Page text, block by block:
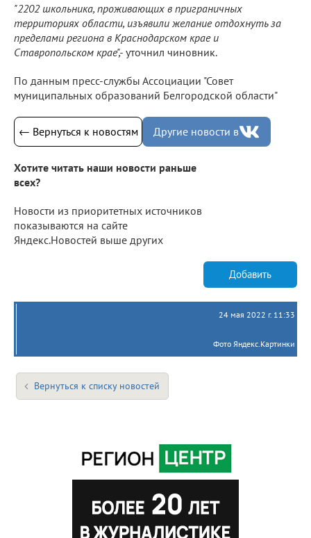
"2202 школьника, проживающих в приграничных
территориях области, изъявили желание отдохнуть за
пределами региона в Краснодарском крае и
Ставропольском крае",- уточнил чиновник.
По данным пресс-службы Ассоциации "Совет
муниципальных образований Белгородской области"
← Вернуться к новостям Другие новости в
Хотите читать наши новости раньше
всех?
Новости из приоритетных источников
показываются на сайте
Яндекс.Новостей выше других
Добавить
24 мая 2022 г. 11:33
Фото Яндекс.Картинки
Вернуться к списку новостей